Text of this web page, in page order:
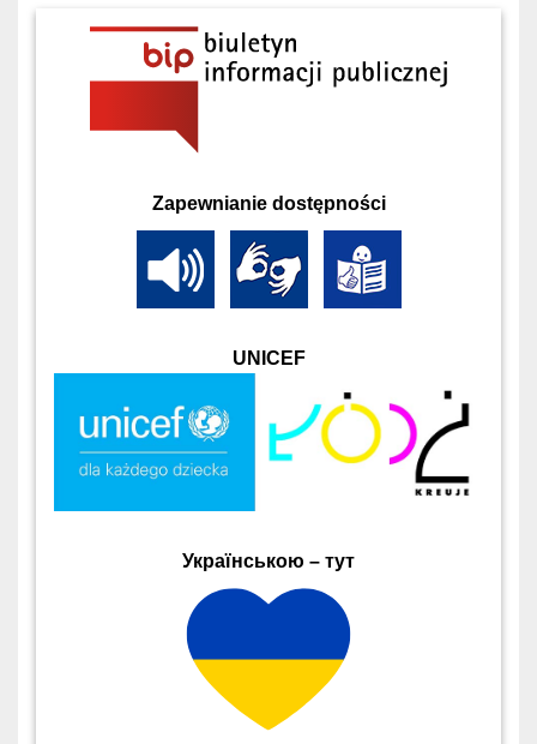
Zapewnianie dostępności
UNICEF
Українською – тут